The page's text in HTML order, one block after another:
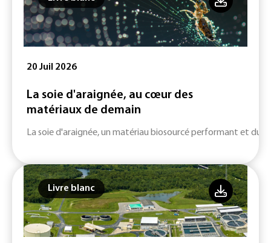
20 Juil 2026
La soie d'araignée, au cœur des
matériaux de demain
La soie d'araignée, un matériau biosourcé performant et
Livre blanc